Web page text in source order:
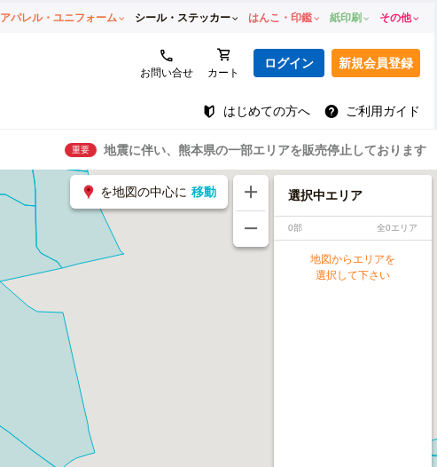
アパレル・ユニフォーム シール・ステッカー はんこ・印鑑 紙印刷 その他
お問い合せ カート
ログイン 新規会員登録
はじめての方へ ご利用ガイド
重要 地震に伴い、熊本県の一部エリアを販売停止しております
を地図の中心に 移動 選択中エリア
0部 全0エリア
地図からエリアを
選択して下さい